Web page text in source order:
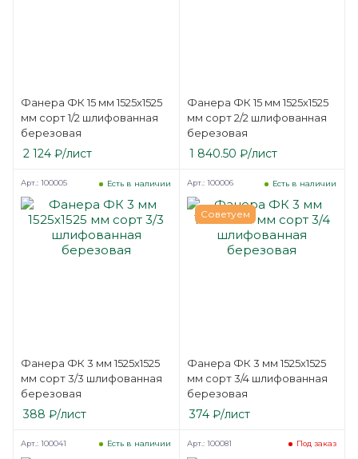
Фанера ФК 15 мм 1525х1525
мм сорт 1/2 шлифованная
березовая
2 124 ₽/лист
Фанера ФК 15 мм 1525х1525
мм сорт 2/2 шлифованная
березовая
1 840.50 ₽/лист
Фанера ФК 3 мм 1525х1525
мм сорт 3/3 шлифованная
березовая
Есть в наличии
Арт.: 100005
388 ₽/лист
Советуем
Фанера ФК 3 мм 1525х1525
мм сорт 3/4 шлифованная
березовая
Есть в наличии
Арт.: 100006
374₽/лист
Есть в наличии
Арт.: 100041 Под заказ
Арт.: 100081